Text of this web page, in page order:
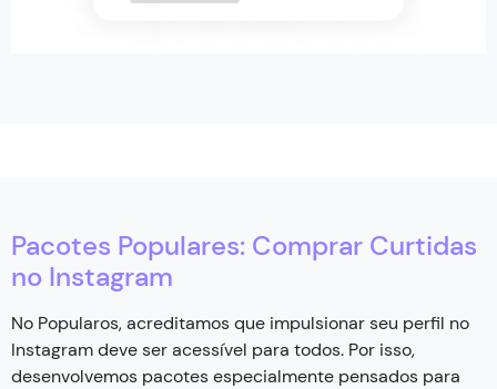
Pacotes Populares: Comprar Curtidas
no Instagram
No Popularos, acreditamos que impulsionar seu perfil no
Instagram deve ser acessível para todos. Por isso,
desenvolvemos pacotes especialmente pensados para